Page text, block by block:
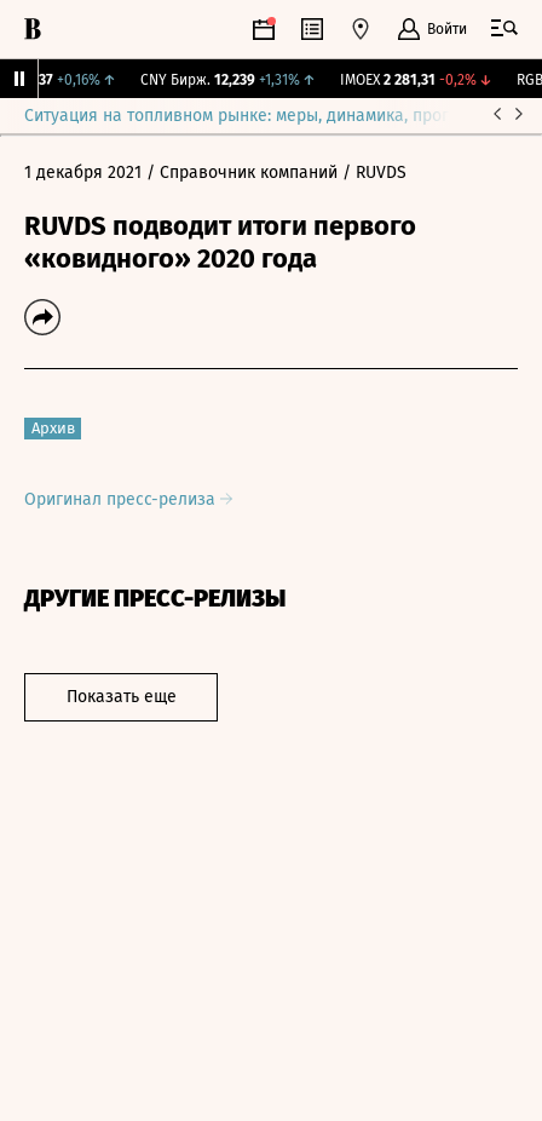
Войти
115,37 +0,16%↑ CNY Бирж. 12,239 +1,31% ↑ IMOEX 2 281,31 -0,2%↓
Ситуация на топливном рынке: меры, динамика, прогнозы
1 декабря 2021 / Справочник компаний / RUVDS
RUVDS подводит итоги первого
«ковидного» 2020 года
Архив
Оригинал пресс-релиза
ДРУГИЕ ПРЕСС-РЕЛИЗЫ
Показать еще